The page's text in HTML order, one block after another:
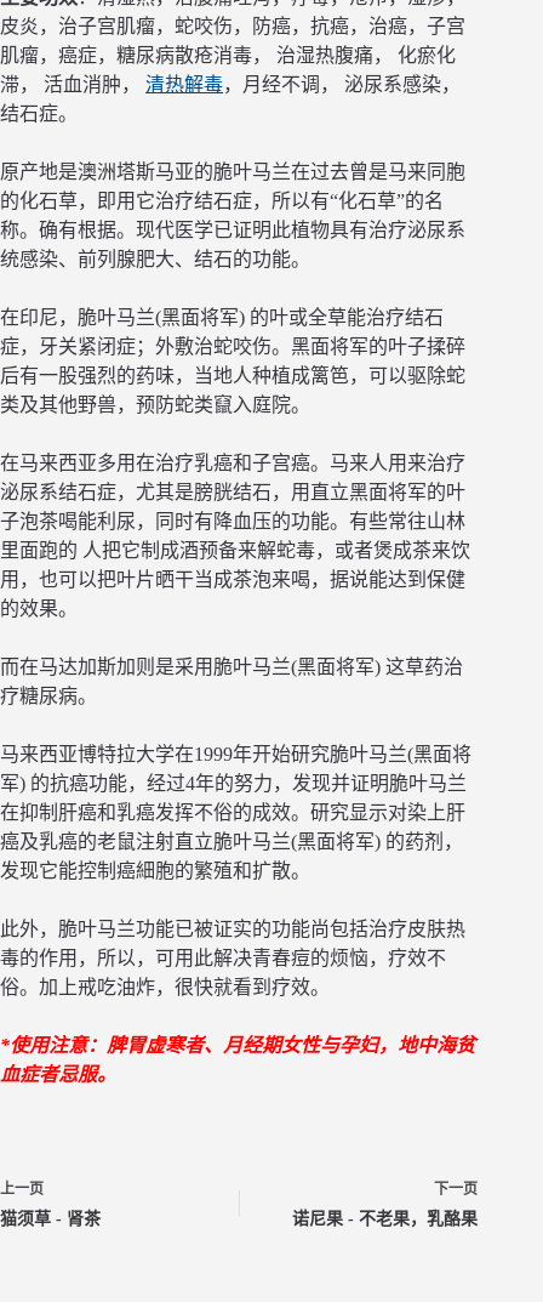
皮炎，治子宫肌瘤，蛇咬伤，防癌，抗癌，治癌，子宫
肌瘤，癌症，糖尿病散疮消毒， 治湿热腹痛， 化瘀化
滞， 活血消肿， 清热解毒，月经不调， 泌尿系感染，
结石症。
原产地是澳洲塔斯马亚的脆叶马兰在过去曾是马来同胞
的化石草，即用它治疗结石症，所以有“化石草”的名
称。确有根据。现代医学已证明此植物具有治疗泌尿系
统感染、前列腺肥大、结石的功能。
在印尼，脆叶马兰(黑面将军) 的叶或全草能治疗结石
症，牙关紧闭症；外敷治蛇咬伤。黑面将军的叶子揉碎
后有一股强烈的药味，当地人种植成篱笆，可以驱除蛇
类及其他野兽，预防蛇类竄入庭院。
在马来西亚多用在治疗乳癌和子宫癌。马来人用来治疗
泌尿系结石症，尤其是膀胱结石，用直立黑面将军的叶
子泡茶喝能利尿，同时有降血压的功能。有些常往山林
里面跑的 人把它制成酒预备来解蛇毒，或者煲成茶来饮
用，也可以把叶片晒干当成茶泡来喝，据说能达到保健
的效果。
而在马达加斯加则是采用脆叶马兰(黑面将军) 这草药治
疗糖尿病。
马来西亚博特拉大学在1999年开始研究脆叶马兰(黑面将
军) 的抗癌功能，经过4年的努力，发现并证明脆叶马兰
在抑制肝癌和乳癌发挥不俗的成效。研究显示对染上肝
癌及乳癌的老鼠注射直立脆叶马兰(黑面将军) 的药剂，
发现它能控制癌細胞的繁殖和扩散。
此外，脆叶马兰功能已被证实的功能尚包括治疗皮肤热
毒的作用，所以，可用此解决青春痘的烦恼，疗效不
俗。加上戒吃油炸，很快就看到疗效。
*使用注意：脾胃虚寒者、月经期女性与孕妇，地中海贫
血症者忌服。
上一页
猫须草 - 肾茶
下一页
诺尼果 - 不老果，乳酪果